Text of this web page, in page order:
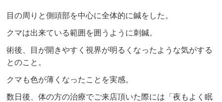
目の周りと側頭部を中心に全体的に鍼をした。
クマは出来ている範囲を囲うように刺鍼。
術後、目が開きやすく視界が明るくなったような気がする
とのこと。
クマも色が薄くなったことを実感。
数日後、体の方の治療でご来店頂いた際には「夜もよく眠